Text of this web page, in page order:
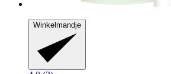
Winkelmandje